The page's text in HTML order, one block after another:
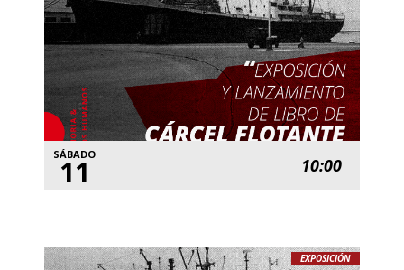
SÁBADO
11 10:00
EXPOSICIÓN